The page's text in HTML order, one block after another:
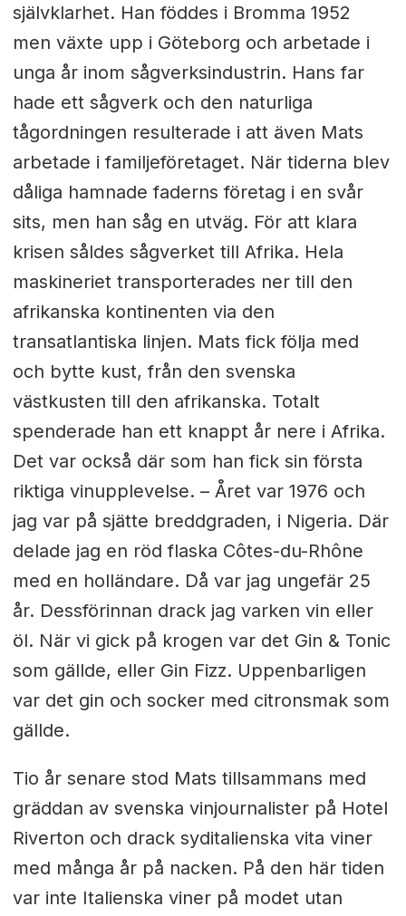
självklarhet. Han föddes i Bromma 1952
men växte upp i Göteborg och arbetade i
unga år inom sågverksindustrin. Hans far
hade ett sågverk och den naturliga
tågordningen resulterade i att även Mats
arbetade i familjeföretaget. När tiderna blev
dåliga hamnade faderns företag i en svår
sits, men han såg en utväg. För att klara
krisen såldes sågverket till Afrika. Hela
maskineriet transporterades ner till den
afrikanska kontinenten via den
transatlantiska linjen. Mats fick följa med
och bytte kust, från den svenska
västkusten till den afrikanska. Totalt
spenderade han ett knappt år nere i Afrika.
Det var också där som han fick sin första
riktiga vinupplevelse. – Året var 1976 och
jag var på sjätte breddgraden, i Nigeria. Där
delade jag en röd flaska Côtes-du-Rhône
med en holländare. Då var jag ungefär 25
år. Dessförinnan drack jag varken vin eller
öl. När vi gick på krogen var det Gin & Tonic
som gällde, eller Gin Fizz. Uppenbarligen
var det gin och socker med citronsmak som
gällde.
Tio år senare stod Mats tillsammans med
gräddan av svenska vinjournalister på Hotel
Riverton och drack syditalienska vita viner
med många år på nacken. På den här tiden
var inte Italienska viner på modet utan